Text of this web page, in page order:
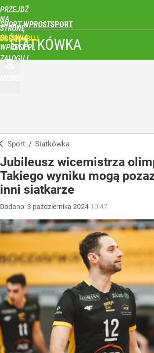
PRZEJDŹ
NA
STRONĘ
GŁÓWNĄ
WPROST.PL
SPORT WPROST
ZALOGUJ
SIATKÓWKA
Sport / Siatkówka
Jubileusz wicemistrza
Takiego wyniku mogą
inni siatkarze
Dodano:3 października 2024 10:47